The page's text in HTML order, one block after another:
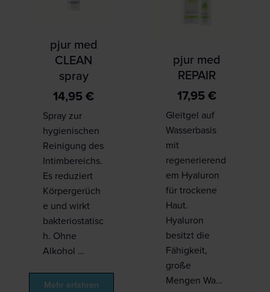
pjur med
CLEAN
spray
14,95 €
Spray zur
hygienischen
Reinigung des
Intimbereichs.
Es reduziert
Körpergerüch
e und wirkt
bakteriostatisc
h. Ohne
Alkohol …
Mehr erfahren
pjur med
REPAIR
17,95 €
Gleitgel auf
Wasserbasis
mit
regenerierend
em Hyaluron
für trockene
Haut.
Hyaluron
besitzt die
Fähigkeit,
große
Mengen Wa…